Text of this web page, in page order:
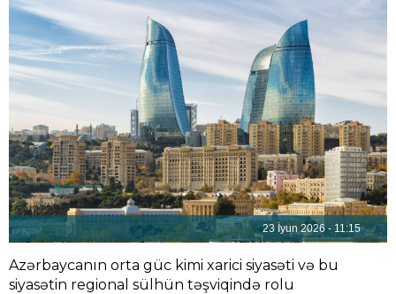
23 İyun 2026 - 11:15
Azərbaycanın orta güc kimi xarici siyasəti və bu
siyasətin regional sülhün təşviqində rolu